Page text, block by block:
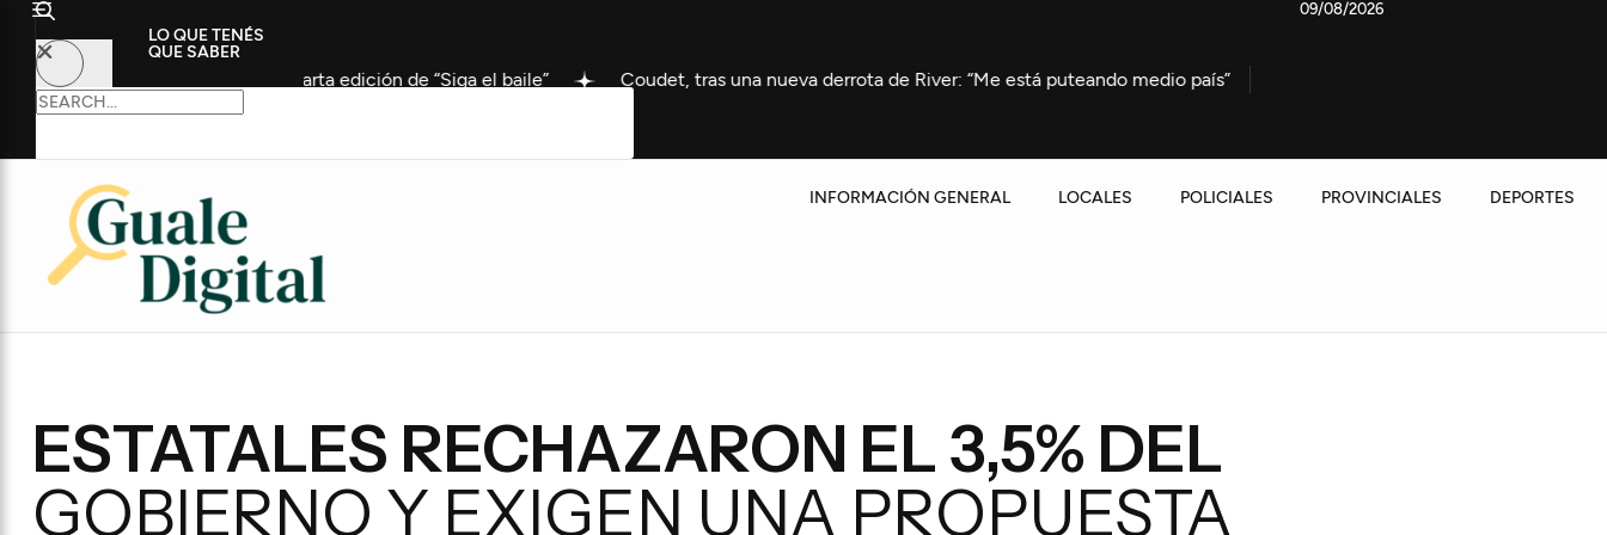
LO QUE TENÉS
QUE SABER
participaron de la cuarta edición de “Siga el baile” Coudet, tras una nueva derrota de River: “Me está puteando medio país” Allanaron una vivienda en Los Espinillos y
09/08/2026
INFORMACIÓN GENERAL LOCALES POLICIALES PROVINCIALES DEPORTES
ESTATALES RECHAZARON EL 3,5% DEL
GOBIERNO Y EXIGEN UNA PROPUESTA